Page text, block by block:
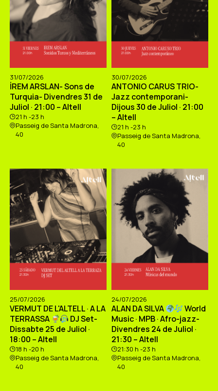
31/07/2026
İREM ARSLAN- Sons de
Turquia- Divendres 31 de
Juliol · 21:00 – Altell
21 h -23 h
Passeig de Santa Madrona,
40
30/07/2026
ANTONIO CARUS TRIO-
Jazz contemporani-
Dijous 30 de Juliol · 21:00
– Altell
21 h -23 h
Passeig de Santa Madrona,
40
25/07/2026
VERMUT DE L'ALTELL · A LA
TERRASSA
DJ Set-
Dissabte 25 de Juliol ·
18:00 – Altell
18 h -20 h
Passeig de Santa Madrona,
40
24/07/2026
ALAN DA SILVA
World
Music · MPB · Afro-jazz-
Divendres 24 de Juliol ·
21:30 – Altell
21:30 h -23 h
Passeig de Santa Madrona,
40